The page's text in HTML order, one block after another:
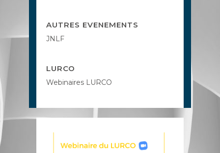
AUTRES EVENEMENTS
JNLF
LURCO
Webinaires LURCO